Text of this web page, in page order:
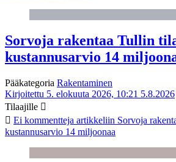
Sorvoja rakentaa Tullin
kustannusarvio 14
Pääkategoria Rakentaminen
Kirjoitettu 5. elokuuta 2026, 10:21 5.8.2026
Tilaajille
Ei kommentteja artikkeliin Sorvoja
kustannusarvio 14 miljoonaa